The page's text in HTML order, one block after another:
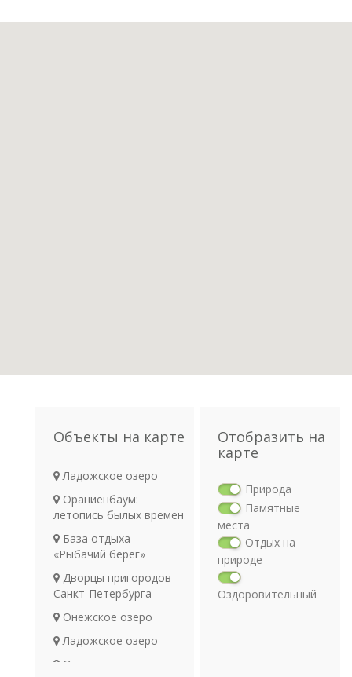
Объекты на карте
Ладожское озеро
Ораниенбаум:
летопись былых времен
База отдыха
«Рыбачий берег»
Дворцы пригородов
Санкт-Петербурга
Онежское озеро
Ладожское озеро
Ольгин пруд в
Отобразить на
карте
Природа
Памятные
места
Отдых на
природе
Оздоровительный